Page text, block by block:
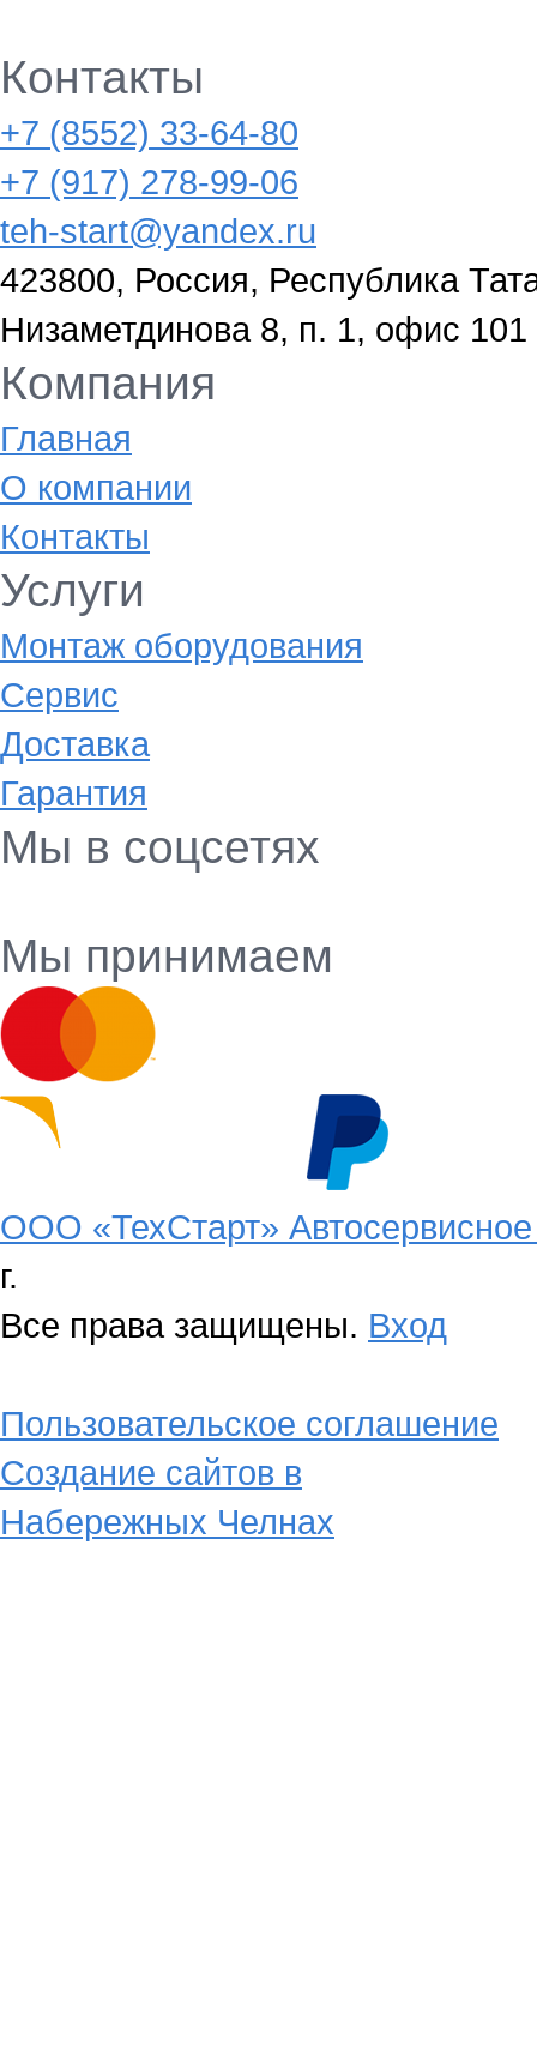
Контакты
+7 (8552) 33-64-80
+7 (917) 278-99-06
teh-start@yandex.ru
423800, Россия, Республика
Низаметдинова 8, п. 1, офис 101
Компания
Главная
О компании
Контакты
Услуги
Монтаж оборудования
Сервис
Доставка
Гарантия
Мы в соцсетях
Мы принимаем
ООО «ТехСтарт»
г.
Все права защищены. Вход
Пользовательское соглашение
Создание сайтов в
Набережных Челнах